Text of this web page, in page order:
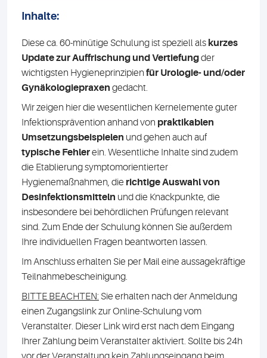
Inhalte:
Diese ca. 60-minütige Schulung ist speziell als kurzes
Update zur Auffrischung und Vertiefungder
wichtigsten Hygieneprinzipien für Urologie- und/oder
Gynäkologiepraxen gedacht.
Wir zeigen hier die wesentlichen Kernelemente guter
Infektionsprävention anhand von praktikablen
Umsetzungsbeispielen und gehen auch auf
typische Fehlerein. Wesentliche Inhalte sind zudem
die Etablierung symptomorientierter
Hygienemaßnahmen, die richtige Auswahl von
Desinfektionsmitteln und die Knackpunkte, die
insbesondere bei behördlichen Prüfungen relevant
sind. Zum Ende der Schulung können Sie außerdem
Ihre individuellen Fragen beantworten lassen.
Im Anschluss erhalten Sie per Mail eine aussagekräftige
Teilnahmebescheinigung.
BITTE BEACHTEN: Sie erhalten nach der Anmeldung
einen Zugangslink zur Online-Schulung vom
Veranstalter. Dieser Link wird erst nach dem Eingang
Ihrer Zahlung beim Veranstalter aktiviert. Sollte bis 24h